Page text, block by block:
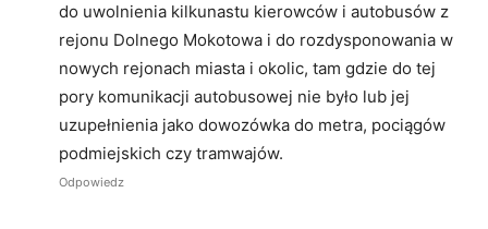
do uwolnienia kilkunastu kierowców i autobusów z
rejonu Dolnego Mokotowa i do rozdysponowania w
nowych rejonach miasta i okolic, tam gdzie do tej
pory komunikacji autobusowej nie było lub jej
uzupełnienia jako dowozówka do metra, pociągów
podmiejskich czy tramwajów.
Odpowiedz